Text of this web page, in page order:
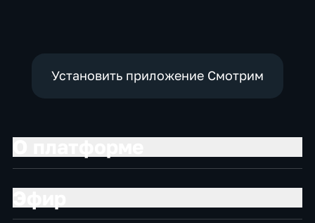
Установить приложение Смотрим